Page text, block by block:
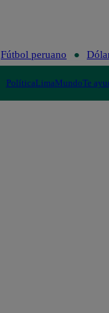
Fútbol peruano
PolíticaLimaMundoTe